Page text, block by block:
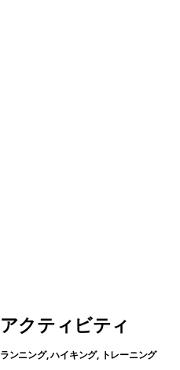
アクティビティ
ランニング, ハイキング, トレーニング